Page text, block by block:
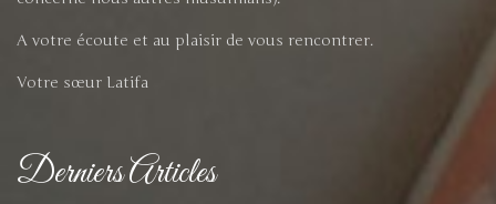
A votre écoute et au plaisir de vous rencontrer.
Votre sœur Latifa
Derniers Articles